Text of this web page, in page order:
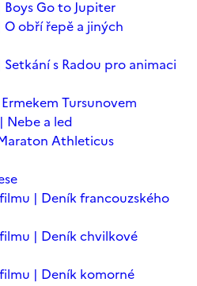
Boys Go to Jupiter
O obří řepě a jiných
Setkání s Radou pro animaci
Tursunovem
Nebe a led
Athleticus
| Deník francouzského
| Deník chvilkové
| Deník komorné